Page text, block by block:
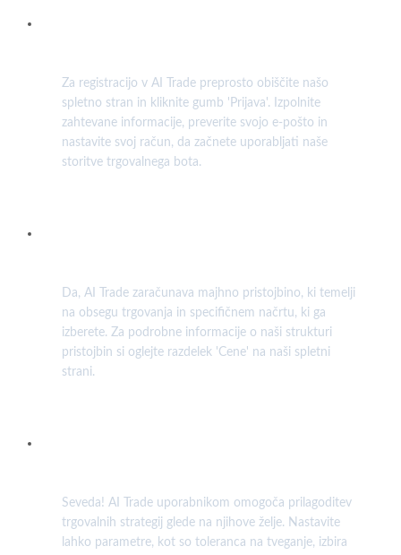
Za registracijo v AI Trade preprosto obiščite našo
spletno stran in kliknite gumb 'Prijava'. Izpolnite
zahtevane informacije, preverite svojo e-pošto in
nastavite svoj račun, da začnete uporabljati naše
storitve trgovalnega bota.
Da, AI Trade zaračunava majhno pristojbino, ki temelji
na obsegu trgovanja in specifičnem načrtu, ki ga
izberete. Za podrobne informacije o naši strukturi
pristojbin si oglejte razdelek 'Cene' na naši spletni
strani.
Seveda! AI Trade uporabnikom omogoča prilagoditev
trgovalnih strategij glede na njihove želje. Nastavite
lahko parametre, kot so toleranca na tveganje, izbira